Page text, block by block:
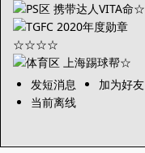
发短消息
加为好友
当前离线